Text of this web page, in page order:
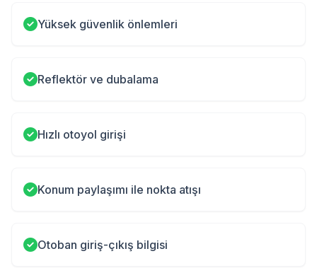
Yüksek güvenlik önlemleri
Reflektör ve dubalama
Hızlı otoyol girişi
Konum paylaşımı ile nokta atışı
Otoban giriş-çıkış bilgisi